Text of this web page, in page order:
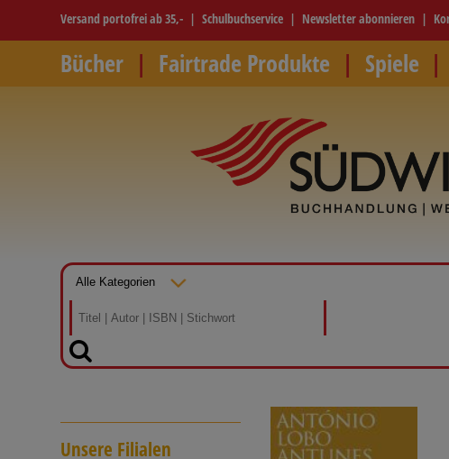
Versand portofrei ab 35,- Schulbuchservice Newsletter abonnieren
Bücher Fairtrade Produkte Spiele
Unsere Filialen